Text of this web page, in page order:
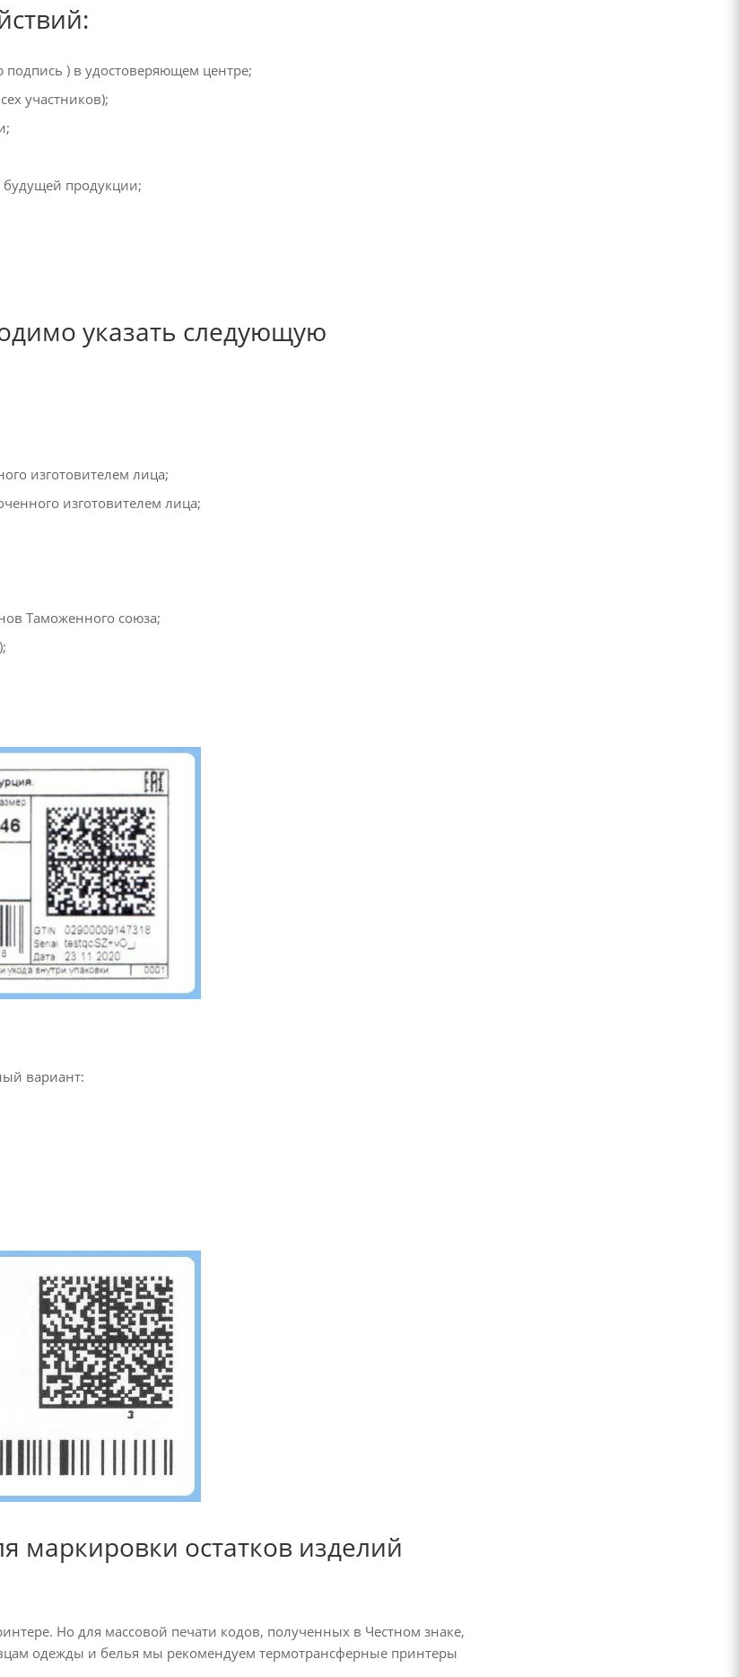
) в удостоверяющем центре;
участников);
продукции;
указать следующую
изготовителем лица;
изготовителем лица;
Таможенного союза;
вариант:
маркировки остатков изделий
Но для массовой печати кодов, полученных в Честном знаке,
одежды и белья мы рекомендуем термотрансферные принтеры